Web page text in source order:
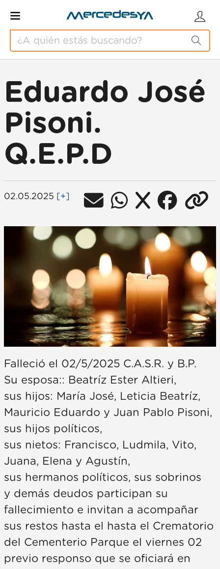
Eduardo José
Pisoni.
Q.E.P.D
02.05.2025 [+]
Falleció el 02/5/2025 C.A.S.R. y B.P.
Su esposa:: Beatríz Ester Altieri,
sus hijos: María José, Leticia Beatríz,
Mauricio Eduardo y Juan Pablo Pisoni,
sus hijos políticos,
sus nietos: Francisco, Ludmila, Vito,
Juana, Elena y Agustín,
sus hermanos políticos, sus sobrinos
y demás deudos participan su
fallecimiento e invitan a acompañar
sus restos hasta el hasta el Crematorio
del Cementerio Parque el viernes 02
previo responso que se oficiará en